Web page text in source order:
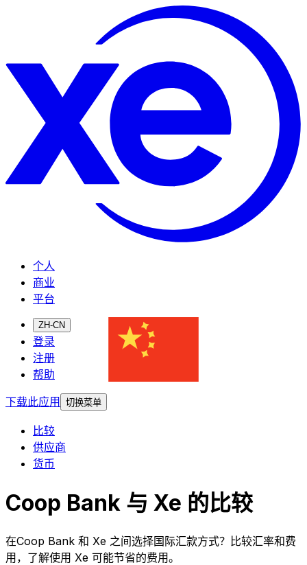
个人
商业
平台
ZH-CN
登录
注册
帮助
下载此应用
切换菜单
比较
供应商
货币
Coop Bank 与 Xe 的比较
在Coop Bank 和 Xe 之间选择国际汇款方式？比较汇率和费
用，了解使用 Xe 可能节省的费用。